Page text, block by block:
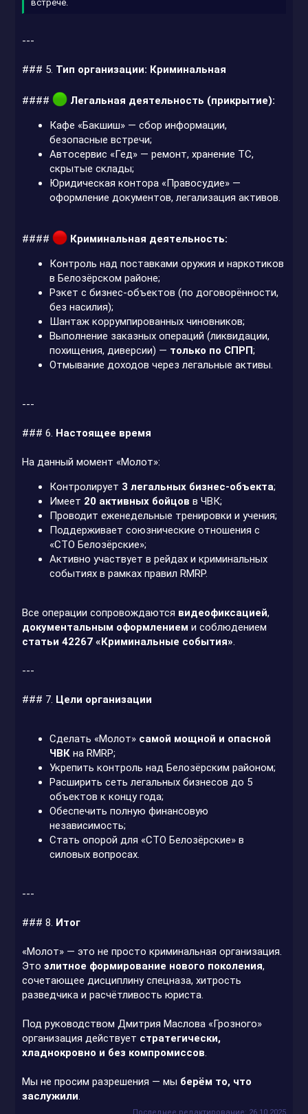
встрече.
---
### 5. Тип организации: Криминальная
####
Легальная деятельность (прикрытие):
Кафе «Бакшиш» — сбор информации,
безопасные встречи;
Автосервис «Гед» — ремонт, хранение ТС,
скрытые склады;
Юридическая контора «Правосудие» —
оформление документов, легализация активов.
####
Криминальная деятельность:
Контроль над поставками оружия и наркотиков
в Белозёрском районе;
Рэкет с бизнес-объектов (по договорённости,
без насилия);
Шантаж коррумпированных чиновников;
Выполнение заказных операций (ликвидации,
похищения, диверсии) — только по СПРП;
Отмывание доходов через легальные активы.
---
### 6. Настоящее время
На данный момент «Молот»:
Контролирует 3 легальных бизнес-объекта;
Имеет 20 активных бойцов в ЧВК;
Проводит еженедельные тренировки и учения;
Поддерживает союзнические отношения с
«СТО Белозёрские»;
Активно участвует в рейдах и криминальных
событиях в рамках правил RMRP.
Все операции сопровождаются видеофиксацией,
документальным оформлением и соблюдением
статьи 42267 «Криминальные события».
---
### 7. Цели организации
Сделать «Молот» самой мощной и опасной
ЧВК на RMRP;
Укрепить контроль над Белозёрским районом;
Расширить сеть легальных бизнесов до 5
объектов к концу года;
Обеспечить полную финансовую
независимость;
Стать опорой для «СТО Белозёрские» в
силовых вопросах.
---
### 8. Итог
«Молот» — это не просто криминальная организация.
Этоэлитное формирование нового поколения,
сочетающее дисциплину спецназа, хитрость
разведчика и расчётливость юриста.
Под руководством Дмитрия Маслова «Грозного»
организация действует стратегически,
хладнокровно и без компромиссов.
Мы не просим разрешения — мы берём то, что
заслужили.